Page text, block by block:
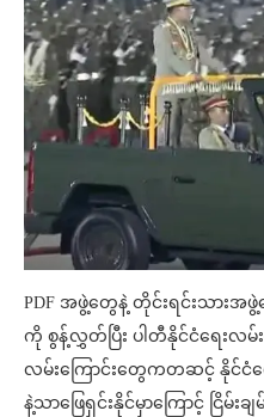
PDF အဖွဲ့တွေနဲ့ တိုင်းရင်းသား
ကို စွန့်လွှတ်ပြီး ပါတီနိုင်ငံရေးလမ်
လမ်းကြောင်းတွေကတဆင့် နိုင်ငံရေ
နဲ့သာဖြေရှင်းနိုင်မှာကြောင့် ငြိမ်း